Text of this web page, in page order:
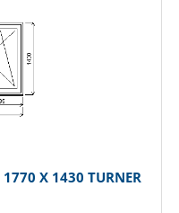
X 1430 TURNER